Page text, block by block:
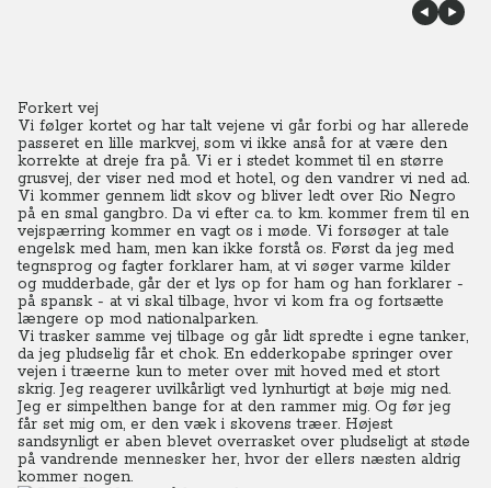
Forkert vej
Vi følger kortet og har talt vejene vi går forbi og har allerede
passeret en lille markvej, som vi ikke anså for at være den
korrekte at dreje fra på. Vi er i stedet kommet til en større
grusvej, der viser ned mod et hotel, og den vandrer vi ned ad.
Vi kommer gennem lidt skov og bliver ledt over Rio Negro
på en smal gangbro. Da vi efter ca. to km. kommer frem til en
vejspærring kommer en vagt os i møde. Vi forsøger at tale
engelsk med ham, men kan ikke forstå os. Først da jeg med
tegnsprog og fagter forklarer ham, at vi søger varme kilder
og mudderbade, går der et lys op for ham og han forklarer -
på spansk - at vi skal tilbage, hvor vi kom fra og fortsætte
længere op mod nationalparken.
Vi trasker samme vej tilbage og går lidt spredte i egne tanker,
da jeg pludselig får et chok. En edderkopabe springer over
vejen i træerne kun to meter over mit hoved med et stort
skrig. Jeg reagerer uvilkårligt ved lynhurtigt at bøje mig ned.
Jeg er simpelthen bange for at den rammer mig. Og før jeg
får set mig om, er den væk i skovens træer. Højest
sandsynligt er aben blevet overrasket over pludseligt at støde
på vandrende mennesker her, hvor der ellers næsten aldrig
kommer nogen.